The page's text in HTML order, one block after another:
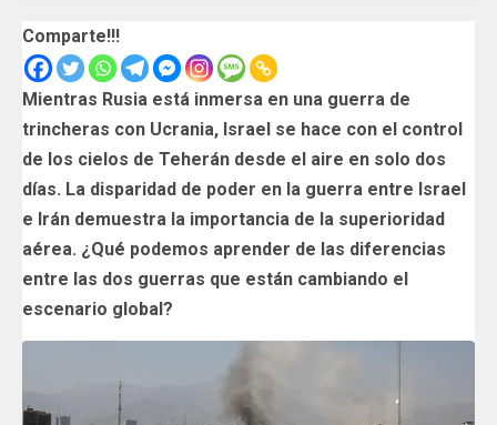
Comparte!!!
Mientras Rusia está inmersa en una guerra de
trincheras con Ucrania, Israel se hace con el control
de los cielos de Teherán desde el aire en solo dos
días. La disparidad de poder en la guerra entre Israel
e Irán demuestra la importancia de la superioridad
aérea. ¿Qué podemos aprender de las diferencias
entre las dos guerras que están cambiando el
escenario global?